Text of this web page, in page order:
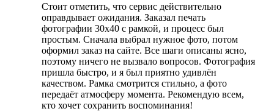
Стоит отметить, что сервис действительно
оправдывает ожидания. Заказал печать
фотографии 30х40 с рамкой, и процесс был
простым. Сначала выбрал нужное фото, потом
оформил заказ на сайте. Все шаги описаны ясно,
поэтому ничего не вызвало вопросов. Фотография
пришла быстро, и я был приятно удивлён
качеством. Рамка смотрится стильно, а фото
передаёт атмосферу момента. Рекомендую всем,
кто хочет сохранить воспоминания!